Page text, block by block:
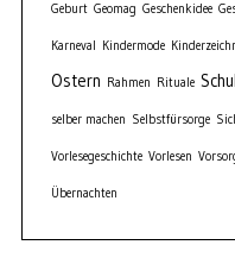
Geburt Geomag Geschenkidee
Karneval Kindermode
Ostern
Rahmen Rituale
selber machen Selbstfürsorge
Vorlesegeschichte Vorlesen
Übernachten